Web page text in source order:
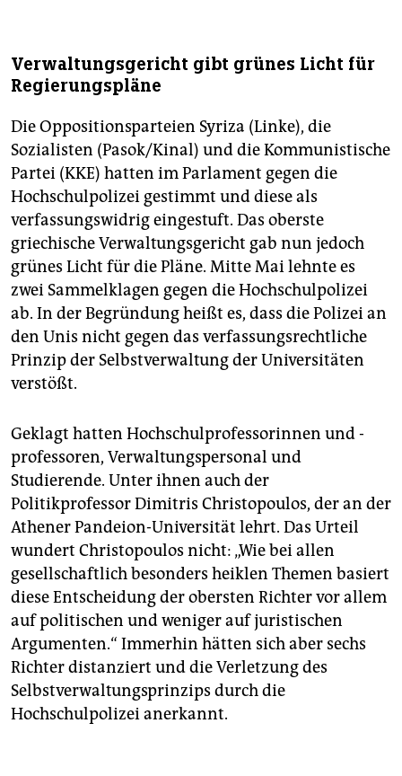
Verwaltungsgericht gibt grünes Licht für
Regierungspläne
Die Oppositionsparteien Syriza (Linke), die
Sozialisten (Pasok/Kinal) und die Kommunistische
Partei (KKE) hatten im Parlament gegen die
Hochschulpolizei gestimmt und diese als
verfassungswidrig eingestuft. Das oberste
griechische Verwaltungsgericht gab nun jedoch
grünes Licht für die Pläne. Mitte Mai lehnte es
zwei Sammelklagen gegen die Hochschulpolizei
ab. In der Begründung heißt es, dass die Polizei an
den Unis nicht gegen das verfassungsrechtliche
Prinzip der Selbstverwaltung der Universitäten
verstößt.
Geklagt hatten Hochschulprofessorinnen und -
professoren, Verwaltungspersonal und
Studierende. Unter ihnen auch der
Politikprofessor Dimitris Christopoulos, der an der
Athener Pandeion-Universität lehrt. Das Urteil
wundert Christopoulos nicht: „Wie bei allen
gesellschaftlich besonders heiklen Themen basiert
diese Entscheidung der obersten Richter vor allem
auf politischen und weniger auf juristischen
Argumenten.“ Immerhin hätten sich aber sechs
Richter distanziert und die Verletzung des
Selbstverwaltungsprinzips durch die
Hochschulpolizei anerkannt.